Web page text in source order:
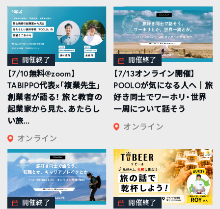
開催終了
【7/10無料@zoom】
TABIPPO代表×「複業先生」
創業者が語る！ 旅と教育の
起業家から見た、あたらし
い旅...
オンライン
開催終了
【7/13オンライン開催】
POOLOが気になる人へ｜旅
好き同士でワーホリ・世界
一周について話そう
オンライン
開催終了 開催終了